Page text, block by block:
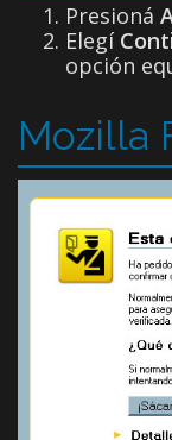
Presioná
Elegí
opción
Mozilla